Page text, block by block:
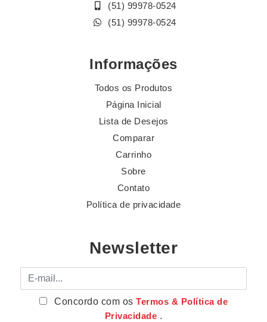
(51) 99978-0524
(51) 99978-0524
Informações
Todos os Produtos
Página Inicial
Lista de Desejos
Comparar
Carrinho
Sobre
Contato
Política de privacidade
Newsletter
E-mail
Concordo com osTermos & Política de
Privacidade .